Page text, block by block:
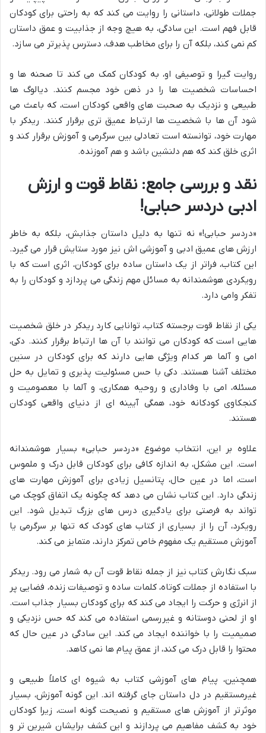
جملات طولانی، داستانی را روایت می کند که به راحتی برای کودکان
قابل فهم است. این سادگی، به هیچ وجه از جذابیت و عمق داستان
کم نمی کند، بلکه آن را برای مخاطب هدف، دسترس پذیرتر می سازد.
روایت گیرا و توصیفی او، به کودکان کمک می کند تا صحنه ها و
احساسات شخصیت ها را در ذهن خود مجسم کنند. دیالوگ ها
طبیعی و نزدیک به صحبت های واقعی کودکان است، که باعث می
شود آن ها با شخصیت ها ارتباط عمیق تری برقرار کنند. ریدکر با
مهارت خود، توانسته است تعادلی بین سرگرمی و آموزش برقرار کند و
اثری خلق کند که هم دلنشین باشد و هم آموزنده.
نقد و بررسی جامع: نقاط قوت و ارزش
ادبی دردسر حبابی!
«دردسر حبابی!» نه تنها به دلیل داستان جذابش، بلکه به خاطر
ارزش های عمیق ادبی و آموزشی اش نیز مورد ستایش قرار می گیرد.
این کتاب، فراتر از یک داستان ساده برای کودکان، اثری است که با
رویکردی هوشمندانه به مسائل مهم زندگی می پردازد و کودکان را به
تفکر وامی دارد.
یکی از نقاط قوت برجسته کتاب، توانایی کارد ریدکر در خلق شخصیت
هایی است که کودکان می توانند با آن ها ارتباط برقرار کنند. دکی،
امی و آلما هر کدام ویژگی هایی دارند که برای کودکان در سنین
مختلف آشنا هستند. دکی با حس مسئولیت پذیری و تمایل به حل
مسئله، امی با وفاداری و روحیه همکاری، و آلما با معصومیت و
کنجکاوی کودکانه خود، همگی آیينه ای از دنیای واقعی کودکان
هستند.
علاوه بر این، انتخاب موضوع «دردسر حبابی» بسیار هوشمندانه
است. این مشکل، به اندازه کافی برای کودکان قابل درک و ملموس
است، اما در عین حال، پتانسیل زیادی برای آموزش مهارت های
زندگی دارد. این کتاب نشان می دهد که چگونه یک اتفاق کوچک می
تواند به فرصتی برای یادگیری درس های بزرگ تبدیل شود. این
رویکرد، آن را از بسیاری از کتاب های کودک که تنها بر سرگرمی یا
آموزش مستقیم یک مفهوم خاص تمرکز دارند، متمایز می کند.
سبک نگارش کتاب نیز از جمله نقاط قوت آن به شمار می رود. ریدکر
با استفاده از جملات کوتاه، کلمات ساده و توصیفات زنده، فضایی پر
از انرژی و حرکت را ایجاد می کند که برای کودکان بسیار جذاب است.
او از لحنی دوستانه و غیررسمی استفاده می کند که حس نزدیکی و
صمیمیت را با خواننده ایجاد می کند. این سادگی در عین حال که
محتوا را قابل درک می کند، از عمق پیام ها نمی کاهد.
همچنین، پیام های آموزشی کتاب به شیوه ای کاملاً طبیعی و
غیرمستقیم در دل داستان جای گرفته اند. این گونه آموزش، بسیار
موثرتر از آموزش های مستقیم و نصیحت گونه است، زیرا کودکان
خود به کشف مفاهیم می پردازند و این کشف برایشان شیرین تر و